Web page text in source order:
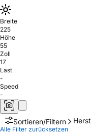
Breite
225
Höhe
55
Zoll
17
Last
-
Speed
-
Sortieren/Filtern
Alle Filter zurücksetzen